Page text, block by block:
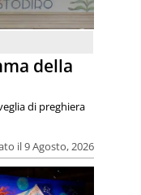
della
il 9 Agosto, 2026
di preghiera